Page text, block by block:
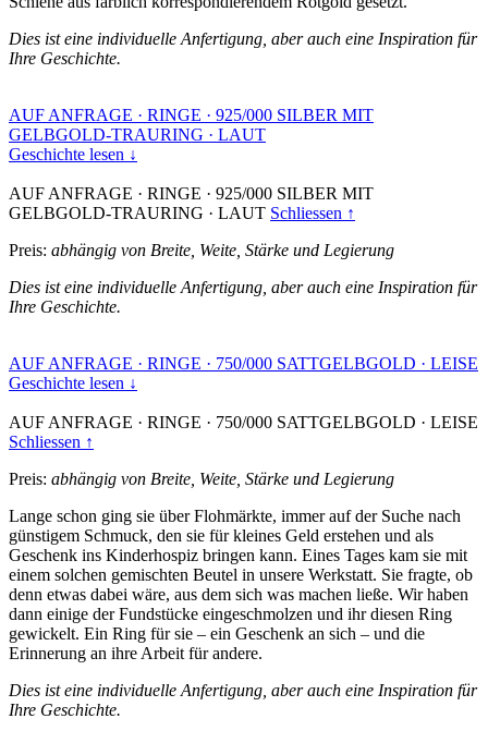
Dies ist eine individuelle Anfertigung, aber auch eine Inspiration für
Ihre Geschichte.
AUF ANFRAGE · RINGE · 925/000 SILBER MIT
GELBGOLD-TRAURING · LAUT
Geschichte lesen ↓
AUF ANFRAGE · RINGE · 925/000 SILBER MIT
GELBGOLD-TRAURING · LAUT Schliessen ↑
Preis: abhängig von Breite, Weite, Stärke und Legierung
Dies ist eine individuelle Anfertigung, aber auch eine Inspiration für
Ihre Geschichte.
AUF ANFRAGE · RINGE · 750/000 SATTGELBGOLD · LEISE
Geschichte lesen ↓
AUF ANFRAGE · RINGE · 750/000 SATTGELBGOLD · LEISE
Schliessen ↑
Preis: abhängig von Breite, Weite, Stärke und Legierung
Lange schon ging sie über Flohmärkte, immer auf der Suche nach
günstigem Schmuck, den sie für kleines Geld erstehen und als
Geschenk ins Kinderhospiz bringen kann. Eines Tages kam sie mit
einem solchen gemischten Beutel in unsere Werkstatt. Sie fragte, ob
denn etwas dabei wäre, aus dem sich was machen ließe. Wir haben
dann einige der Fundstücke eingeschmolzen und ihr diesen Ring
gewickelt. Ein Ring für sie – ein Geschenk an sich – und die
Erinnerung an ihre Arbeit für andere.
Dies ist eine individuelle Anfertigung, aber auch eine Inspiration für
Ihre Geschichte.